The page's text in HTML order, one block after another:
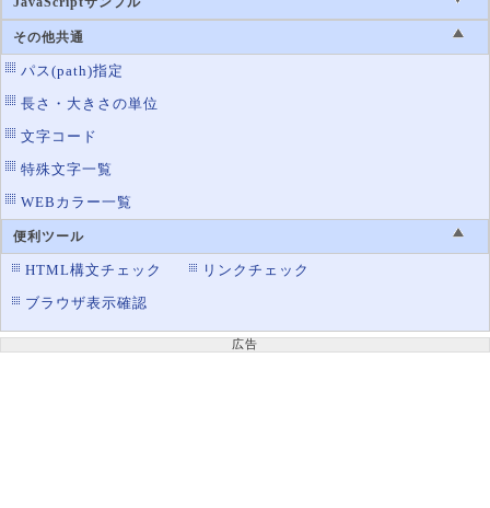
その他共通
パス(path)指定
長さ・大きさの単位
文字コード
特殊文字一覧
WEBカラー一覧
便利ツール
HTML構文チェック
リンクチェック
ブラウザ表示確認
広告